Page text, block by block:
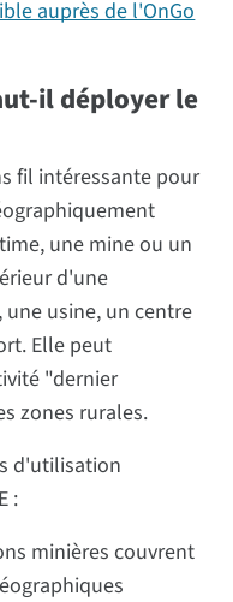
auprès de l'OnGo
il déployer le
fil intéressante pour
une mine ou un
d'une
usine, un centre
Elle peut
"dernier
zones rurales.
d'utilisation
:
minières couvrent